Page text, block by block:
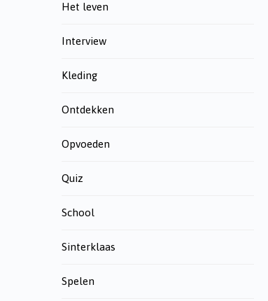
Het leven
Interview
Kleding
Ontdekken
Opvoeden
Quiz
School
Sinterklaas
Spelen